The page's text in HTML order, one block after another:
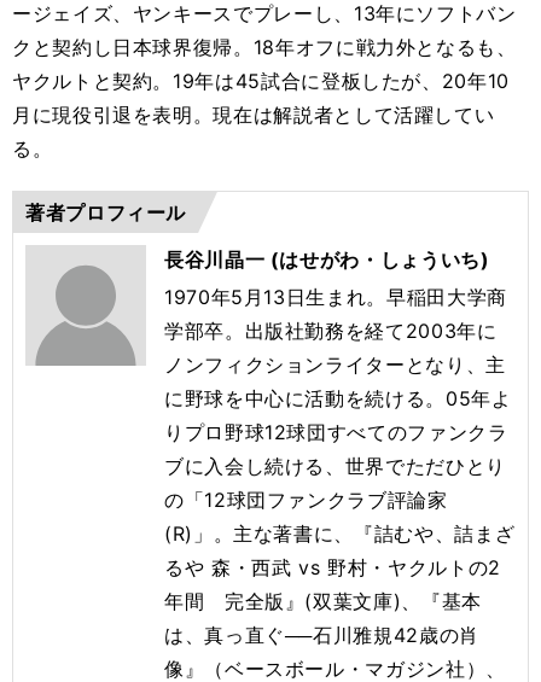
ージェイズ、ヤンキースでプレーし、13年にソフトバン
クと契約し日本球界復帰。18年オフに戦力外となるも、
ヤクルトと契約。19年は45試合に登板したが、20年10
月に現役引退を表明。現在は解説者として活躍してい
る。
著者プロフィール
長谷川晶一 (はせがわ・しょういち)
1970年5月13日生まれ。早稲田大学商
学部卒。出版社勤務を経て2003年に
ノンフィクションライターとなり、主
に野球を中心に活動を続ける。05年よ
りプロ野球12球団すべてのファンクラ
ブに入会し続ける、世界でただひとり
の「12球団ファンクラブ評論家
(R)」。主な著書に、『詰むや、詰まざ
るや 森・西武 vs 野村・ヤクルトの2
年間 完全版』(双葉文庫)、『基本
は、真っ直ぐ──石川雅規42歳の肖
像』（ベースボール・マガジン社）、